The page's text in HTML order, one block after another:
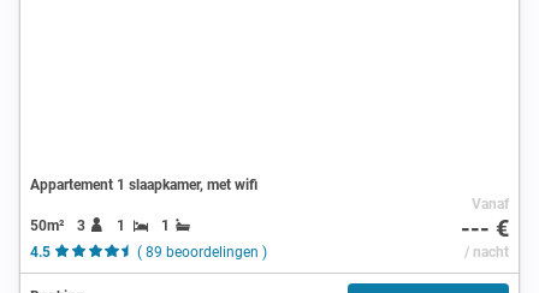
Appartement 1 slaapkamer, met wifi
50m² 3 1
1
4.5
( 89 beoordelingen )
Vanaf
--- €
/ nacht